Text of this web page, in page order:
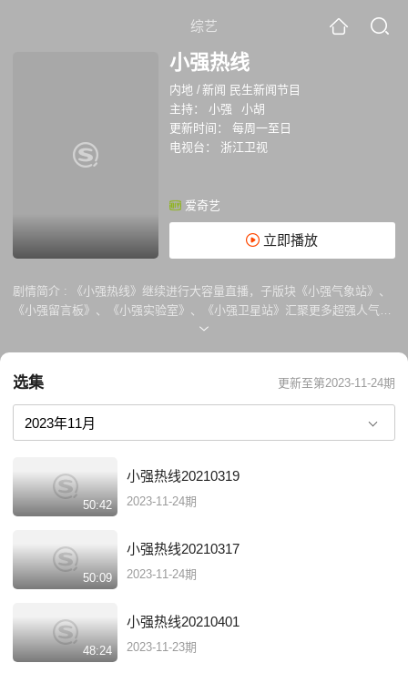
综艺
小强热线
内地 /新闻 民生新闻节目
主持：
小强
小胡
更新时间：
每周一至日
电视台：
浙江卫视
爱奇艺
立即播放
剧情简介 :
《小强热线》继续进行大容量直播，子版块《小强气象站》、
《小强留言板》、《小强实验室》、《小强卫星站》汇聚更多超强人气。
热点事件有小强追踪到底，公众话题听小强独家评述，大事小事找小强帮
选集 更新至第2023-11-24期
50:42
小强热线20210319
2023-11-24期
50:09
小强热线20210317
2023-11-24期
48:24
小强热线20210401
2023-11-23期